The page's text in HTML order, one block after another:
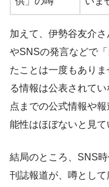
加えて、伊勢谷友介
やSNSの発言などで
たことは一度もあり
る情報は公表されて
点までの公式情報や
能性はほぼないと見て
結局のところ、SNS
刊誌報道が、噂とし